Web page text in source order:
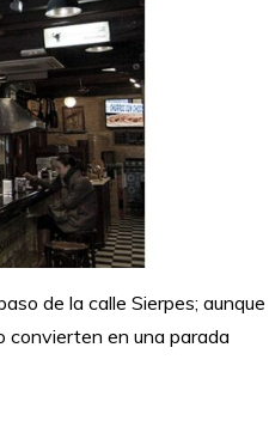
de la calle Sierpes; aunque
convierten en una parada